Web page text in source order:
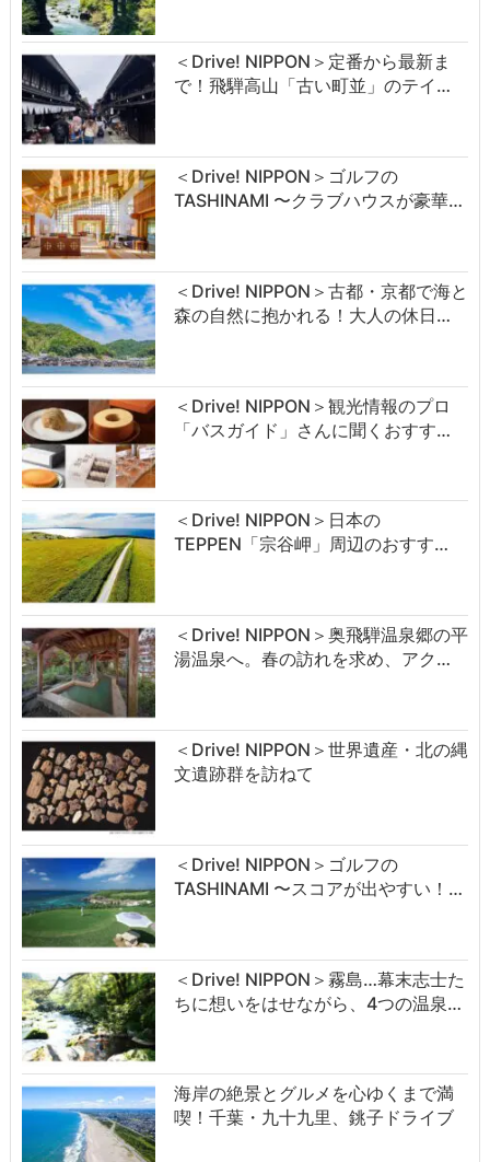
＜Drive! NIPPON＞定番から最新ま
で！飛騨高山「古い町並」のテイ…
＜Drive! NIPPON＞ゴルフの
TASHINAMI 〜クラブハウスが豪華…
＜Drive! NIPPON＞古都・京都で海と
森の自然に抱かれる！大人の休日…
＜Drive! NIPPON＞観光情報のプロ
「バスガイド」さんに聞くおすす…
＜Drive! NIPPON＞日本の
TEPPEN「宗谷岬」周辺のおすす…
＜Drive! NIPPON＞奥飛騨温泉郷の平
湯温泉へ。春の訪れを求め、アク…
＜Drive! NIPPON＞世界遺産・北の縄
文遺跡群を訪ねて
＜Drive! NIPPON＞ゴルフの
TASHINAMI 〜スコアが出やすい！…
＜Drive! NIPPON＞霧島…幕末志士た
ちに想いをはせながら、4つの温泉…
海岸の絶景とグルメを心ゆくまで満
喫！千葉・九十九里、銚子ドライブ